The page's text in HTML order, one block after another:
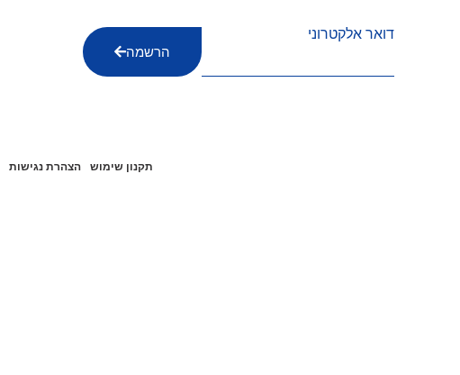
דואר אלקטרוני
הרשמה
תקנון שימוש הצהרת נגישות